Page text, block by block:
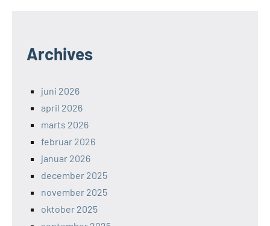
Archives
juni 2026
april 2026
marts 2026
februar 2026
januar 2026
december 2025
november 2025
oktober 2025